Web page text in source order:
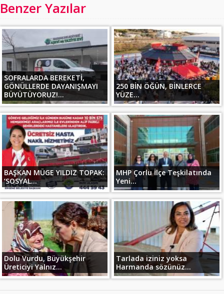
Benzer Yazılar
SOFRALARDA BEREKETİ,
GÖNÜLLERDE DAYANIŞMAYI
BÜYÜTÜYORUZ!...
250 BİN ÖĞÜN, BİNLERCE
YÜZE...
BAŞKAN MÜGE YILDIZ TOPAK:
‘SOSYAL...
MHP Çorlu İlçe Teşkilatında
Yeni...
Dolu Vurdu, Büyükşehir
Üreticiyi Yalnız...
Tarlada iziniz yoksa
Harmanda sözünüz...